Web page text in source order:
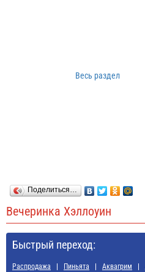
Весь раздел
Поделиться…
Вечеринка Хэллоуин
Быстрый переход:
Распродажа Пиньята Аквагрим